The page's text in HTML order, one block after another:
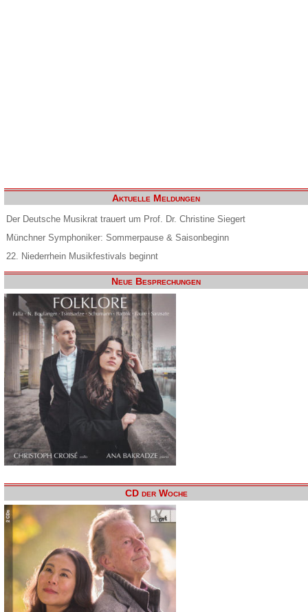
Aktuelle Meldungen
Der Deutsche Musikrat trauert um Prof. Dr. Christine Siegert
Münchner Symphoniker: Sommerpause & Saisonbeginn
22. Niederrhein Musikfestivals beginnt
Neue Besprechungen
CD der Woche